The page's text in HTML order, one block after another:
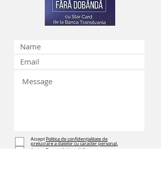
AcceptPolitica de confidențialitate de
prelucrare a datelor cu caracter personal.
Accept
Termenii si conditiile